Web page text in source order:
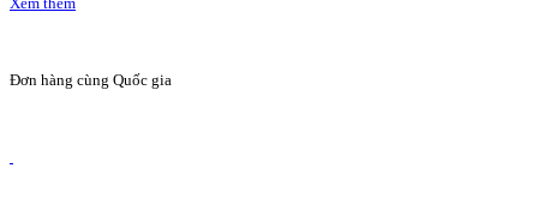
Đơn hàng cùng Quốc gia